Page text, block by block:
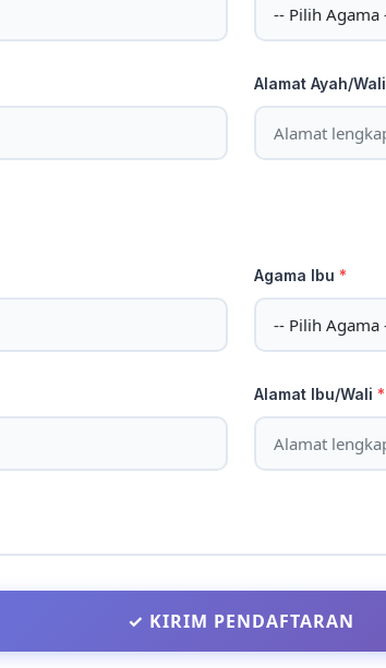
Alamat Ayah/Wali
Agama Ibu *
Alamat Ibu/Wali *
✓ KIRIM PENDAFTARAN